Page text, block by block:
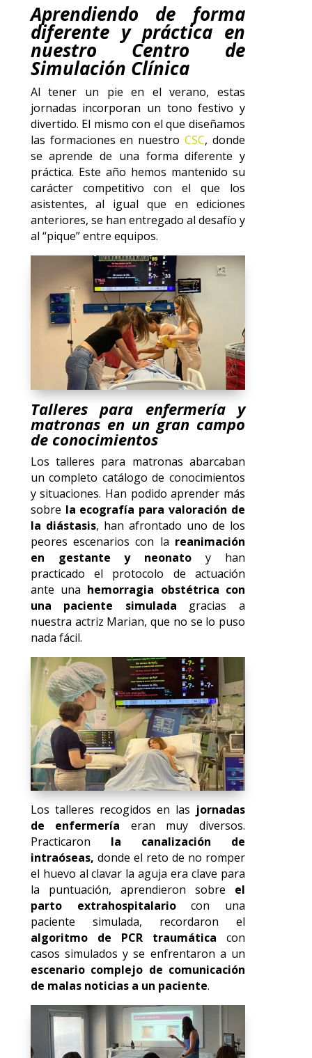
Aprendiendo de forma
diferente y práctica en
nuestro Centro de
Simulación Clínica
Al tener un pie en el verano, estas
jornadas incorporan un tono festivo y
divertido. El mismo con el que diseñamos
las formaciones en nuestroCSC, donde
se aprende de una forma diferente y
práctica. Este año hemos mantenido su
carácter competitivo con el que los
asistentes, al igual que en ediciones
anteriores, se han entregado al desafío y
al “pique” entre equipos.
Talleres para enfermería y
matronas en un gran campo
de conocimientos
Los talleres para matronas abarcaban
un completo catálogo de conocimientos
y situaciones. Han podido aprender más
sobre la ecografía para valoración de
la diástasis, han afrontado uno de los
peores escenarios con la reanimación
en gestante y neonato y han
practicado el protocolo de actuación
ante una hemorragia obstétrica con
una paciente simulada gracias a
nuestra actriz Marian, que no se lo puso
nada fácil.
Los talleres recogidos en las jornadas
de enfermería eran muy diversos.
Practicaron la canalización de
intraóseas, donde el reto de no romper
el huevo al clavar la aguja era clave para
la puntuación, aprendieron sobre el
parto extrahospitalariocon una
paciente simulada, recordaron el
algoritmo de PCR traumática con
casos simulados y se enfrentaron a un
escenario complejo de comunicación
de malas noticias a un paciente.